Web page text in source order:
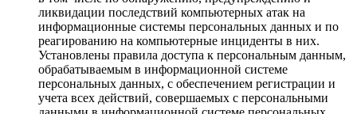
ликвидации последствий компьютерных атак на
информационные системы персональных данных и по
реагированию на компьютерные инциденты в них.
Установлены правила доступа к персональным данным,
обрабатываемым в информационной системе
персональных данных, с обеспечением регистрации и
учета всех действий, совершаемых с персональными